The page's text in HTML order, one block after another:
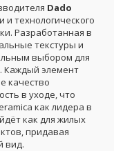
Dado
технологического
Разработанная в
текстуры и
выбором для
Каждый элемент
качество
в уходе, что
как лидера в
как для жилых
придавая
вид.